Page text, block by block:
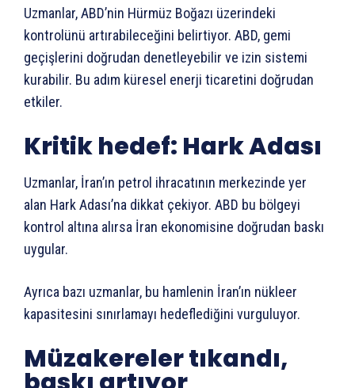
Uzmanlar, ABD’nin Hürmüz Boğazı üzerindeki
kontrolünü artırabileceğini belirtiyor. ABD, gemi
geçişlerini doğrudan denetleyebilir ve izin sistemi
kurabilir. Bu adım küresel enerji ticaretini doğrudan
etkiler.
Kritik hedef: Hark Adası
Uzmanlar, İran’ın petrol ihracatının merkezinde yer
alan Hark Adası’na dikkat çekiyor. ABD bu bölgeyi
kontrol altına alırsa İran ekonomisine doğrudan baskı
uygular.
Ayrıca bazı uzmanlar, bu hamlenin İran’ın nükleer
kapasitesini sınırlamayı hedeflediğini vurguluyor.
Müzakereler tıkandı,